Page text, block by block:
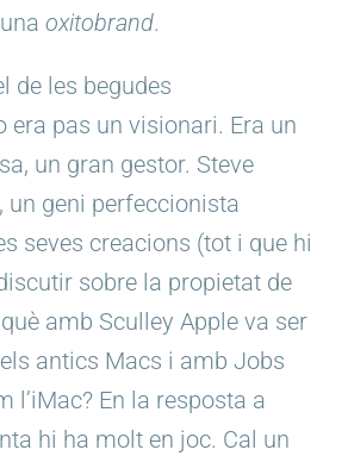
oxitobrand.
de les begudes
era pas un visionari. Era un
un gran gestor. Steve
un geni perfeccionista
seves creacions (tot i que hi
sobre la propietat de
amb Sculley Apple va ser
antics Macs i amb Jobs
l’iMac? En la resposta a
hi ha molt en joc. Cal un